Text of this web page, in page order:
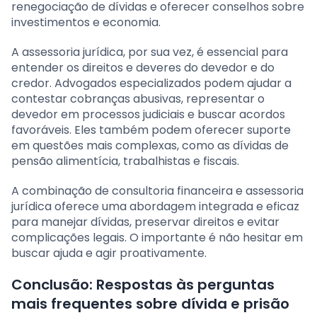
renegociação de dívidas e oferecer conselhos sobre
investimentos e economia.
A assessoria jurídica, por sua vez, é essencial para
entender os direitos e deveres do devedor e do
credor. Advogados especializados podem ajudar a
contestar cobranças abusivas, representar o
devedor em processos judiciais e buscar acordos
favoráveis. Eles também podem oferecer suporte
em questões mais complexas, como as dívidas de
pensão alimentícia, trabalhistas e fiscais.
A combinação de consultoria financeira e assessoria
jurídica oferece uma abordagem integrada e eficaz
para manejar dívidas, preservar direitos e evitar
complicações legais. O importante é não hesitar em
buscar ajuda e agir proativamente.
Conclusão: Respostas às perguntas
mais frequentes sobre dívida e prisão